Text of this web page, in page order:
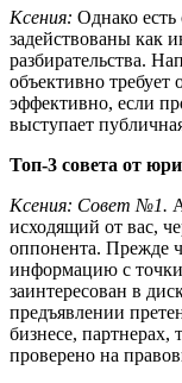
Ксения: Однако
задействованы как
разбирательства.
объективно требует
эффективно, если
выступает
Топ-3 совета от
Ксения: Совет №1.
исходящий от вас,
оппонента. Прежде
информацию с
заинтересован в
предъявлении
бизнесе, партнерах,
проверено на